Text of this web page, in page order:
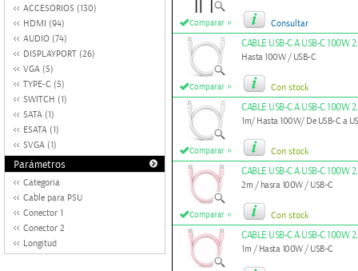
ACCESORIOS (130)
HDMI (94)
AUDIO (74)
DISPLAYPORT (26)
VGA (5)
TYPE-C (5)
SWITCH (1)
SATA (1)
ESATA (1)
SVGA (1)
Parámetros
Categoria
Cable para PSU
Conector 1
Conector 2
Longitud
Comparar » Consultar
Comparar »
CABLE USB-C A USB-C 100W
Hasta 100W / USB-C
Con stock
Comparar »
CABLE USB-C A USB-C 100W
1m/ Hasta 100W/ De USB-C a
Con stock
Comparar »
CABLE USB-C A USB-C 100W
2m / hasra 100W / USB-C
Con stock
CABLE USB-C A USB-C 100W
1m / Hasta 100W / USB-C